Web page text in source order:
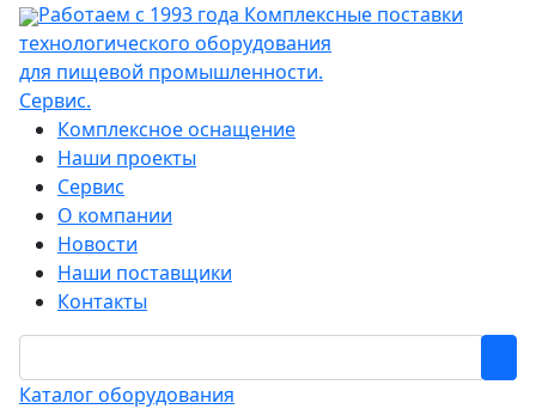
Работаем с 1993 года Комплексные поставки
технологического оборудования
для пищевой промышленности.
Сервис.
Комплексное оснащение
Наши проекты
Сервис
О компании
Новости
Наши поставщики
Контакты
Каталог оборудования